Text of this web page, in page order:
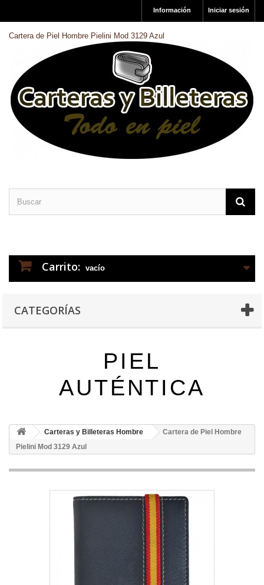
Iniciar sesión
Información
Cartera de Piel Hombre Pielini Mod 3129 Azul
Carrito: vacío
CATEGORÍAS
PIEL
AUTÉNTICA
Carteras y Billeteras Hombre
Cartera de Piel Hombre
Pielini Mod 3129 Azul